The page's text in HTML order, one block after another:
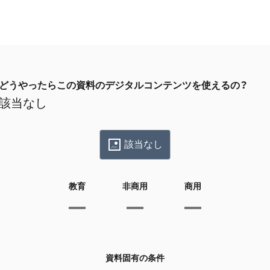
どうやったらこの資料のデジタルコンテンツを使えるの？
当なし
該当なし
教育 非商用 商用
資料固有の条件